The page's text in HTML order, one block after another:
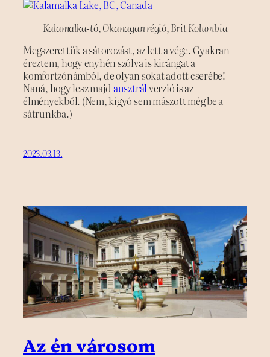
Kalamalka-tó, Okanagan régió, Brit Kolumbia
Megszerettük a sátorozást, az lett a vége. Gyakran
éreztem, hogy enyhén szólva is kirángat a
komfortzónámból, de olyan sokat adott cserébe!
Naná, hogy lesz majd ausztrálverzió is az
élményekből. (Nem, kígyó sem mászott még be a
sátrunkba.)
2023.03.13.
Az én városom